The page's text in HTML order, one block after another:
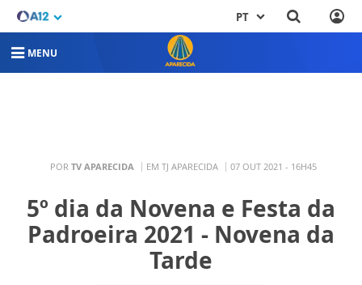
PT
MENU
POR TV APARECIDA EM TJ APARECIDA 07 OUT 2021 - 16H45
5º dia da Novena e Festa da
Padroeira 2021 - Novena da
Tarde